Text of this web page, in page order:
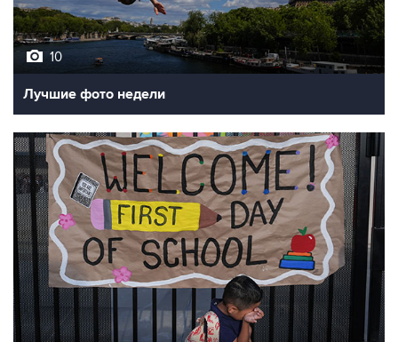
10
Лучшие фото недели
10